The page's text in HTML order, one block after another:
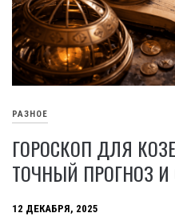
РАЗНОЕ
ГОРОСКОП ДЛЯ
ТОЧНЫЙ ПРОГНОЗ И
12 ДЕКАБРЯ, 2025